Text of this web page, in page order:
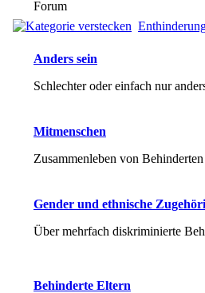
Forum
Anders sein
Schlechter oder einfach nur
Mitmenschen
Zusammenleben von
Gender und ethnische
Über mehrfach diskriminierte
Behinderte Eltern